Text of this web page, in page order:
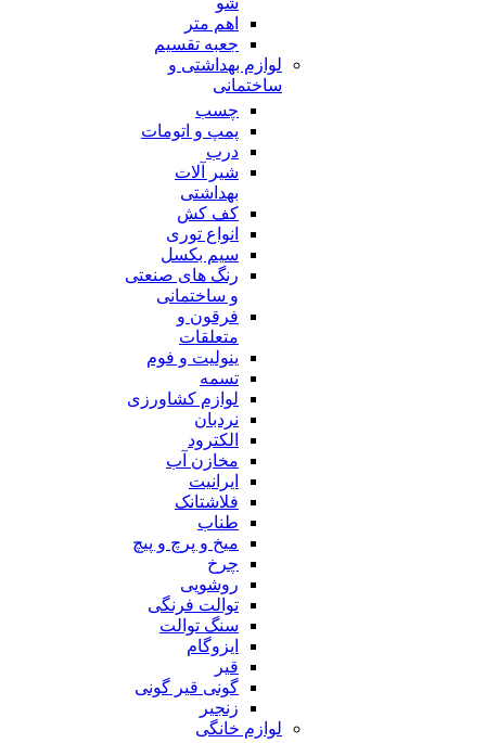
اهم متر
جعبه تقسیم
لوازم بهداشتی و
ساختمانی
چسب
پمپ و اتومات
درب
شیر آلات
بهداشتی
کف کش
انواع توری
سیم بکسل
رنگ های صنعتی
و ساختمانی
فرقون و
متعلقات
ینولیت و فوم
تسمه
لوازم کشاورزی
نردبان
الکترود
مخازن آب
ایرانیت
فلاشتانک
طناب
میخ و پرچ و پیچ
چرخ
روشویی
توالت فرنگی
سنگ توالت
ایزوگام
قیر
گونی قیر گونی
زنجیر
لوازم خانگی